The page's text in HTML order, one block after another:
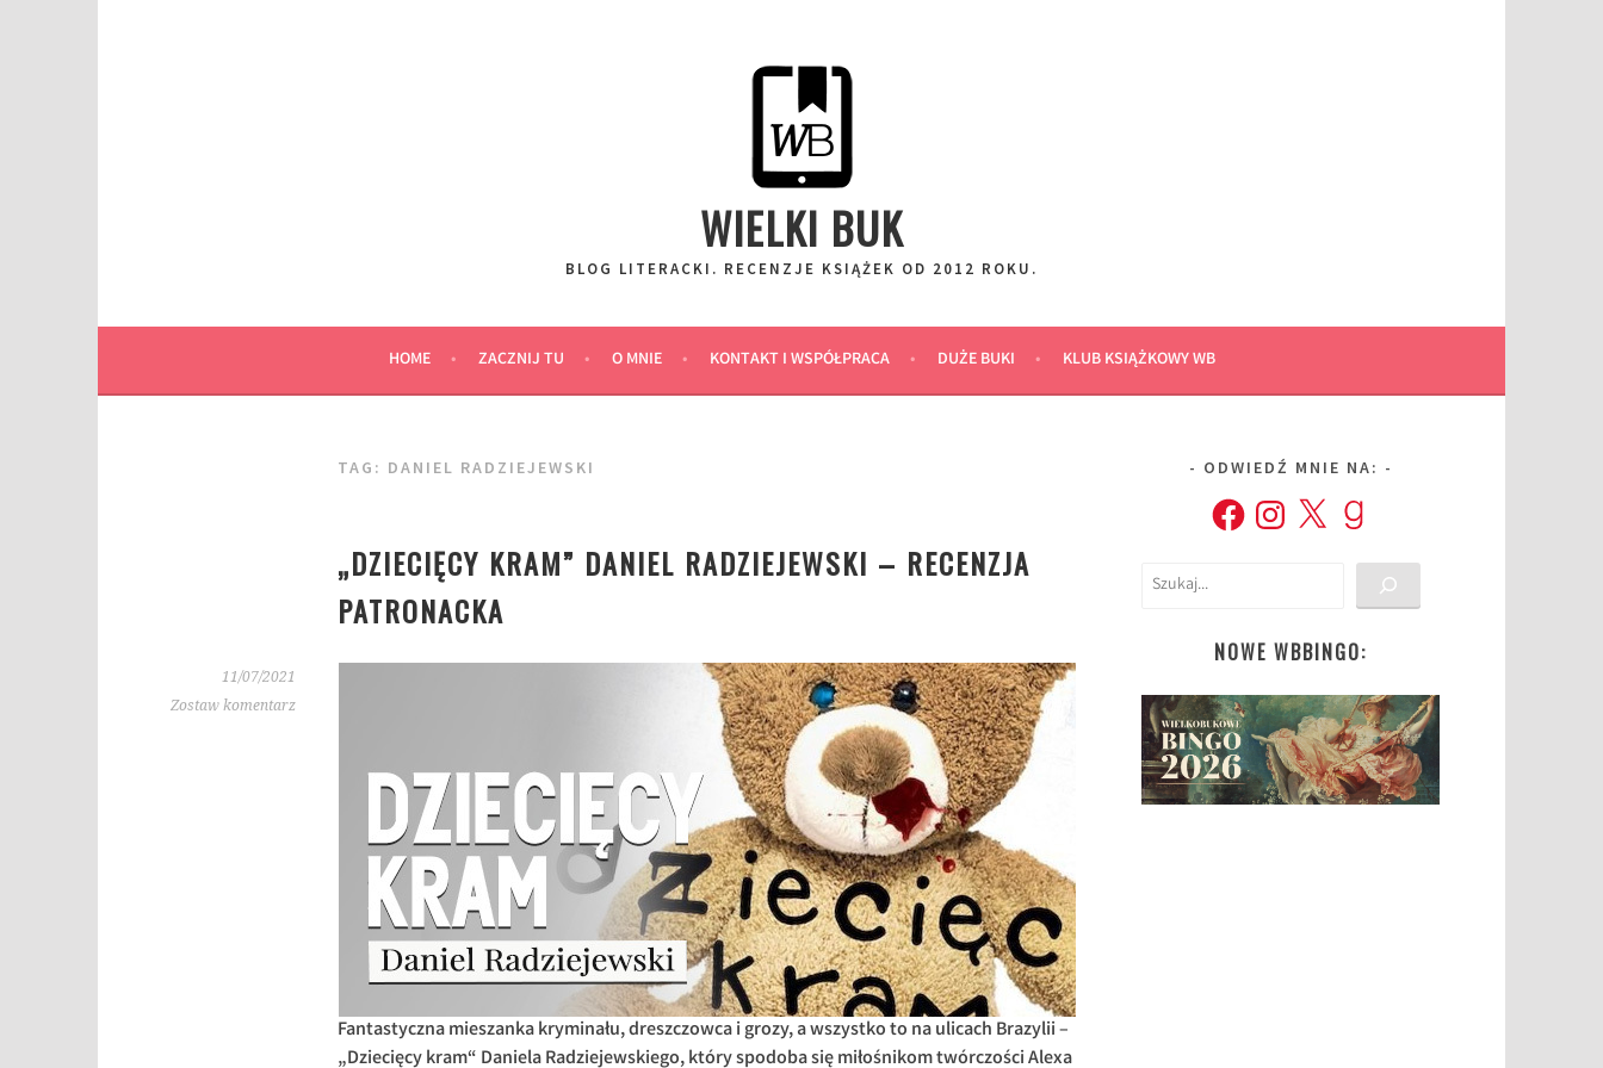
WIELKI BUK
BLOG LITERACKI. RECENZJE KSIĄŻEK OD 2012 ROKU.
HOME ZACZNIJ TU O MNIE KONTAKT I WSPÓŁPRACA DUŻE BUKI KLUB KSIĄŻKOWY WB
TAG: DANIEL RADZIEJEWSKI
„DZIECIĘCY KRAM” DANIEL RADZIEJEWSKI – RECENZJA
PATRONACKA
11/07/2021
Zostaw komentarz
Fantastyczna mieszanka kryminału, dreszczowca i grozy, a wszystko to na ulicach Brazylii –
„Dziecięcy kram“ Daniela Radziejewskiego, który spodoba się miłośnikom twórczości Alexa
ODWIEDŹ MNIE NA:
FacebookInstagram
X Goodreads
Szukaj
NOWE WBBINGO: